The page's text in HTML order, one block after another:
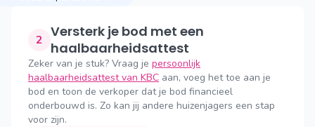
2 Versterk je bod met een
haalbaarheidsattest
Zeker van je stuk? Vraag je persoonlijk
haalbaarheidsattest van KBC aan, voeg het toe aan je
bod en toon de verkoper dat je bod financieel
onderbouwd is. Zo kan jij andere huizenjagers een stap
voor zijn.